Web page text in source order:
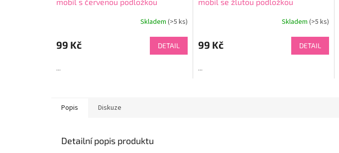
produktu
je
z
Skladem (>5 ks)
99 Kč DETAIL
...
Skladem (>5 ks)
99 Kč DETAIL
...
Popis Diskuze
Detailní popis produktu